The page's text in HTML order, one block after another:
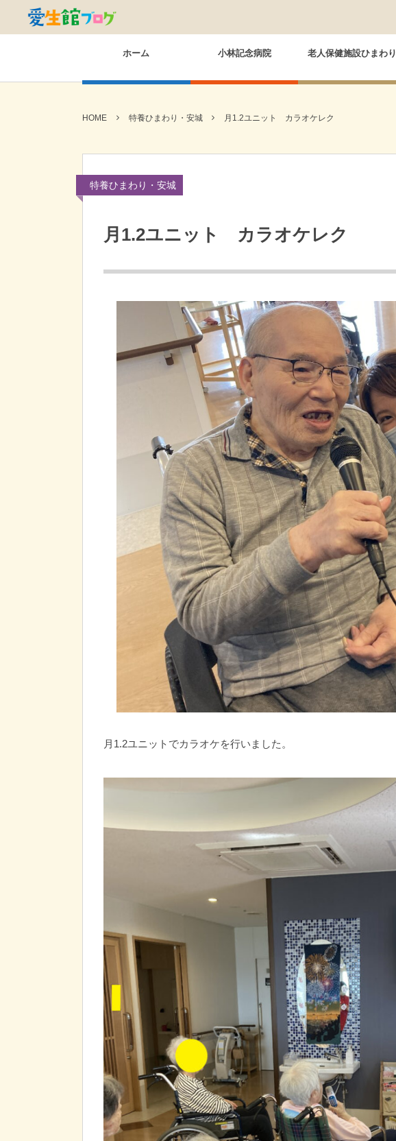
ホーム 小林記念病院 老人保健施設ひまわり
HOME 特養ひまわり・安城 月1.2ユニット カラオケレク
特養ひまわり・安城
月1.2ユニット カラオケレク
月1.2ユニットでカラオケを行いました。